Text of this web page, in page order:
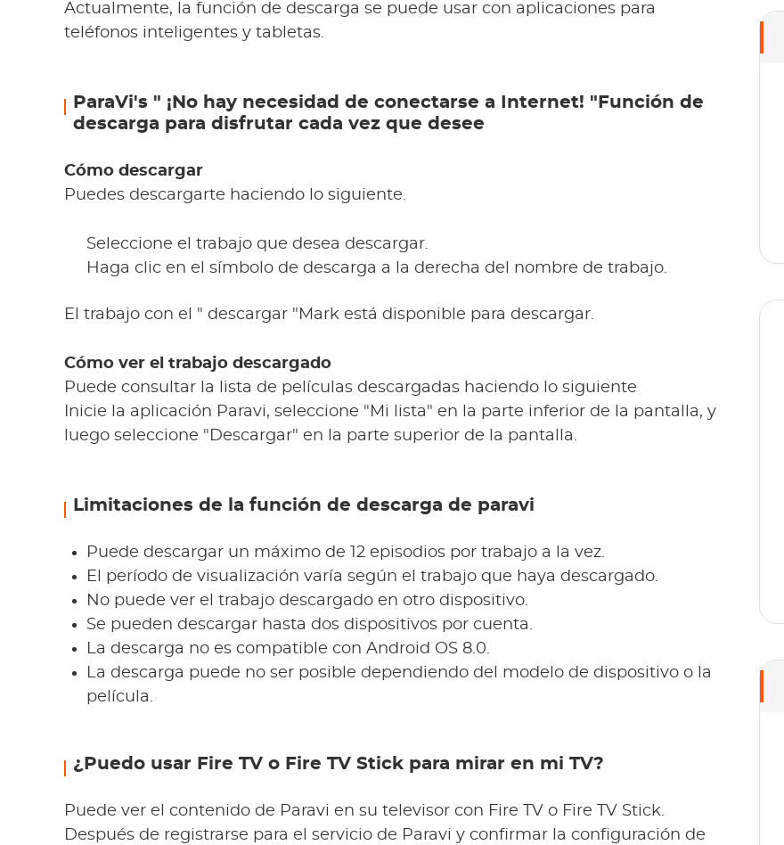
Actualmente, la función de descarga se puede usar con aplicaciones para
teléfonos inteligentes y tabletas.
ParaVi's " ¡No hay necesidad de conectarse a Internet! "Función de
descarga para disfrutar cada vez que desee
Cómo descargar
Puedes descargarte haciendo lo siguiente.
Seleccione el trabajo que desea descargar.
Haga clic en el símbolo de descarga a la derecha del nombre de trabajo.
El trabajo con el " descargar "Mark está disponible para descargar.
Cómo ver el trabajo descargado
Puede consultar la lista de películas descargadas haciendo lo siguiente
Inicie la aplicación Paravi, seleccione "Mi lista" en la parte inferior de la pantalla, y
luego seleccione "Descargar" en la parte superior de la pantalla.
Limitaciones de la función de descarga de paravi
Puede descargar un máximo de 12 episodios por trabajo a la vez.
El período de visualización varía según el trabajo que haya descargado.
No puede ver el trabajo descargado en otro dispositivo.
Se pueden descargar hasta dos dispositivos por cuenta.
La descarga no es compatible con Android OS 8.0.
La descarga puede no ser posible dependiendo del modelo de dispositivo o la
película.
¿Puedo usar Fire TV o Fire TV Stick para mirar en mi TV?
Puede ver el contenido de Paravi en su televisor con Fire TV o Fire TV Stick.
Después de registrarse para el servicio de Paravi y confirmar la configuración de